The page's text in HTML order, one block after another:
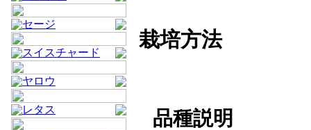
セージ
スイスチャード
ヤロウ
レタス
栽培方法
品種説明